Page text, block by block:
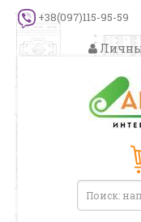
+38(097)115-95-59